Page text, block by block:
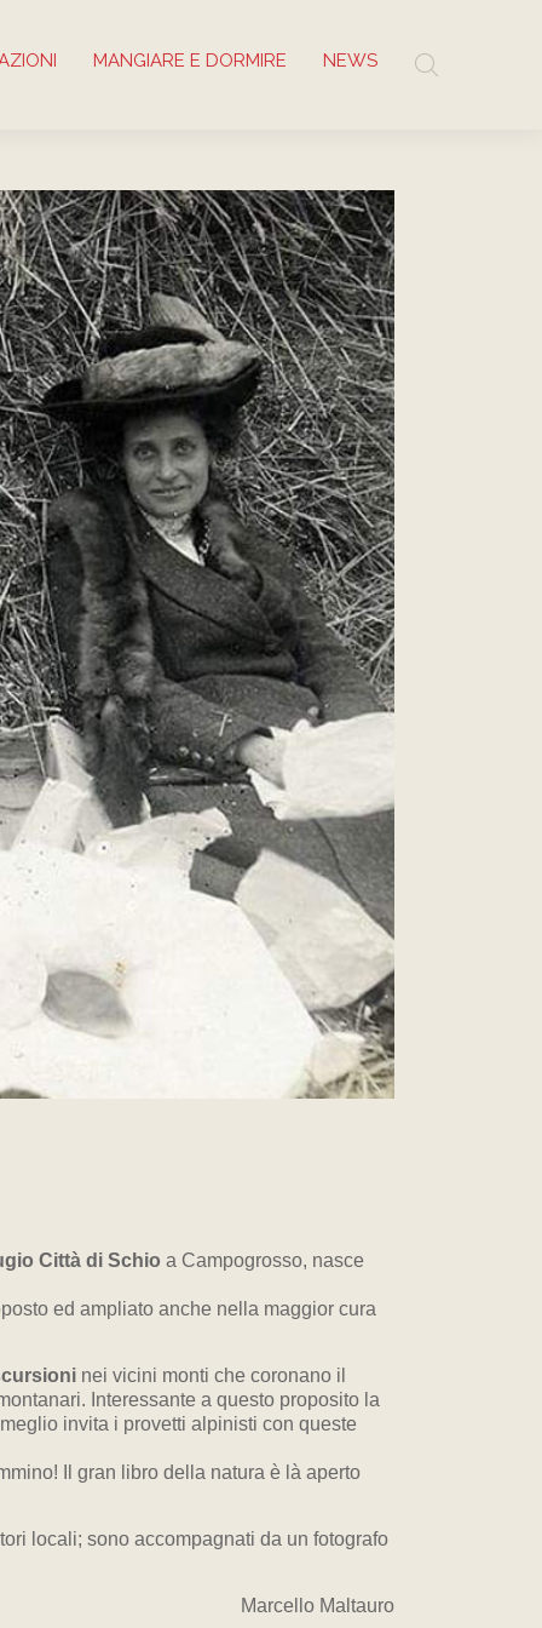
MANGIARE E DORMIRE NEWS
Città di Schio a Campogrosso, nasce
ed ampliato anche nella maggior cura
nei vicini monti che coronano il
Interessante a questo proposito la
invita i provetti alpinisti con queste
Il gran libro della natura è là aperto
locali; sono accompagnati da un fotografo
Marcello Maltauro